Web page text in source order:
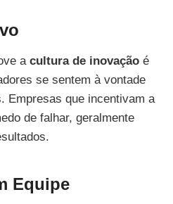
a cultura de inovação é
se sentem à vontade
Empresas que incentivam a
de falhar, geralmente
Equipe